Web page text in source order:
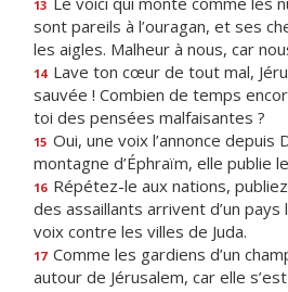
13
sont pareils à l’ouragan, et ses
les aigles. Malheur à nous, car
14 Lave ton cœur de tout mal,
sauvée ! Combien de temps
toi des pensées malfaisantes ?
15 Oui, une voix l’annonce depuis
montagne d’Éphraïm, elle publie
16 Répétez-le aux nations,
des assaillants arrivent d’un pays
voix contre les villes de Juda.
17 Comme les gardiens d’un
autour de Jérusalem, car elle